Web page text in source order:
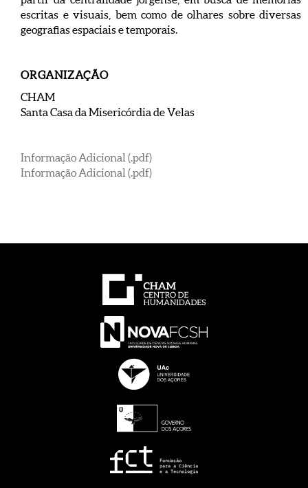
escritas e visuais, bem como de olhares sobre diversas
geografias espaciais e temporais.
ORGANIZAÇÃO
CHAM
Santa Casa da Misericórdia de Velas
Informação Adicional (.pdf)
Informação Adicional (.pdf)